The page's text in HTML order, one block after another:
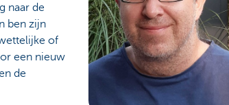
naar de
ben zijn
of
een nieuw
de